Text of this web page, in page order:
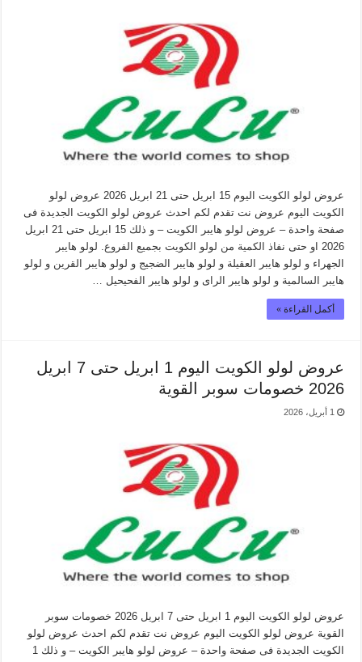
عروض لولو الكويت اليوم 15 ابريل حتى 21 ابريل 2026 عروض لولو
الكويت اليوم عروض نت تقدم لكم احدث عروض لولو الكويت الجديدة فى
صفحة واحدة – عروض لولو هايبر الكويت – و ذلك 15 ابريل حتى 21 ابريل
2026 او حتى نفاذ الكمية من لولو الكويت بجميع الفروع. لولو هايبر
الجهراء و لولو هايبر العقيلة و لولو هايبر الضجيج و لولو هايبر القرين و لولو
هايبر السالمية و لولو هايبر الراى و لولو هايبر الفحيحيل …
أكمل القراءة »
عروض لولو الكويت اليوم 1 ابريل حتى 7 ابريل
2026 خصومات سوبر القوية
1 أبريل، 2026
عروض لولو الكويت اليوم 1 ابريل حتى 7 ابريل 2026 خصومات سوبر
القوية عروض لولو الكويت اليوم عروض نت تقدم لكم احدث عروض لولو
الكويت الجديدة فى صفحة واحدة – عروض لولو هايبر الكويت – و ذلك 1